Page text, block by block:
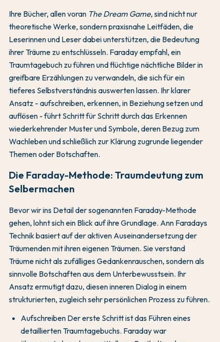
Ihre Bücher, allen voran The Dream Game, sind nicht nur
theoretische Werke, sondern praxisnahe Leitfäden, die
Leserinnen und Leser dabei unterstützen, die Bedeutung
ihrer Träume zu entschlüsseln. Faraday empfahl, ein
Traumtagebuch zu führen und flüchtige nächtliche Bilder in
greifbare Erzählungen zu verwandeln, die sich für ein
tieferes Selbstverständnis auswerten lassen. Ihr klarer
Ansatz - aufschreiben, erkennen, in Beziehung setzen und
auflösen - führt Schritt für Schritt durch das Erkennen
wiederkehrender Muster und Symbole, deren Bezug zum
Wachleben und schließlich zur Klärung zugrunde liegender
Themen oder Botschaften.
Die Faraday-Methode: Traumdeutung zum
Selbermachen
Bevor wir ins Detail der sogenannten Faraday-Methode
gehen, lohnt sich ein Blick auf ihre Grundlage. Ann Faradays
Technik basiert auf der aktiven Auseinandersetzung der
Träumenden mit ihren eigenen Träumen. Sie verstand
Träume nicht als zufälliges Gedankenrauschen, sondern als
sinnvolle Botschaften aus dem Unterbewusstsein. Ihr
Ansatz ermutigt dazu, diesen inneren Dialog in einem
strukturierten, zugleich sehr persönlichen Prozess zu führen.
Aufschreiben Der erste Schritt ist das Führen eines
detaillierten Traumtagebuchs. Faraday war